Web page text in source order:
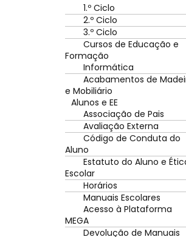
1.º Ciclo
2.º Ciclo
3.º Ciclo
Cursos de Educação e
Formação
Informática
Acabamentos de
e Mobiliário
Alunos e EE
Associação de Pais
Avaliação Externa
Código de Conduta do
Aluno
Estatuto do Aluno e
Escolar
Horários
Manuais Escolares
Acesso à Plataforma
MEGA
Devolução de Manuais